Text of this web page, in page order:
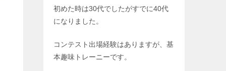
初めた時は30代でしたがすでに40代
になりました。
コンテスト出場経験はありますが、基
本趣味トレーニーです。